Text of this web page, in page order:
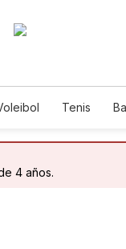
Tenis
4 años.